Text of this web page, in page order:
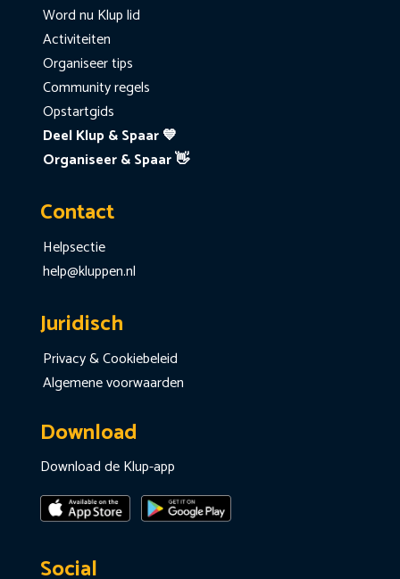
Word nu Klup lid
Activiteiten
Organiseer tips
Community regels
Opstartgids
Deel Klup & Spaar 💙
Organiseer & Spaar 👋
Contact
Helpsectie
help@kluppen.nl
Juridisch
Privacy & Cookiebeleid
Algemene voorwaarden
Download
Download de Klup-app
Social